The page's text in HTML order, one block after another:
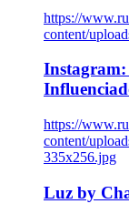
https://
content/
Instagram:
https://
content/
335x256.jpg
Luz by